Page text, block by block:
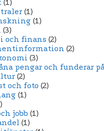
(1)
(1)
(1)
(3)
och finans (2)
(2)
(3)
pengar och funderar
(2)
och foto (2)
(1)
jobb (1)
(1)